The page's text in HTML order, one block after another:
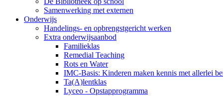
Samenwerking met externen
Onderwijs
Handelings- en opbrengstgericht werken
Extra onderwijsaanbod
Familieklas
Remedial Teaching
Rots en Water
IMC-Basis: Kinderen maken kennis met allerlei
Ta(A)lentklas
Lyceo - Opstapprogramma